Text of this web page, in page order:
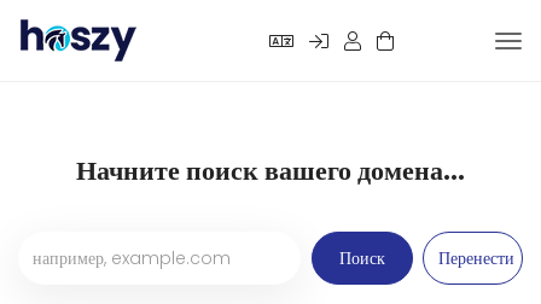
Начните поиск вашего домена...